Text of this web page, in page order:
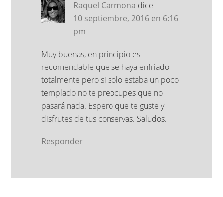
Raquel Carmona dice
10 septiembre, 2016 en 6:16
pm
Muy buenas, en principio es
recomendable que se haya enfriado
totalmente pero si solo estaba un poco
templado no te preocupes que no
pasará nada. Espero que te guste y
disfrutes de tus conservas. Saludos.
Responder